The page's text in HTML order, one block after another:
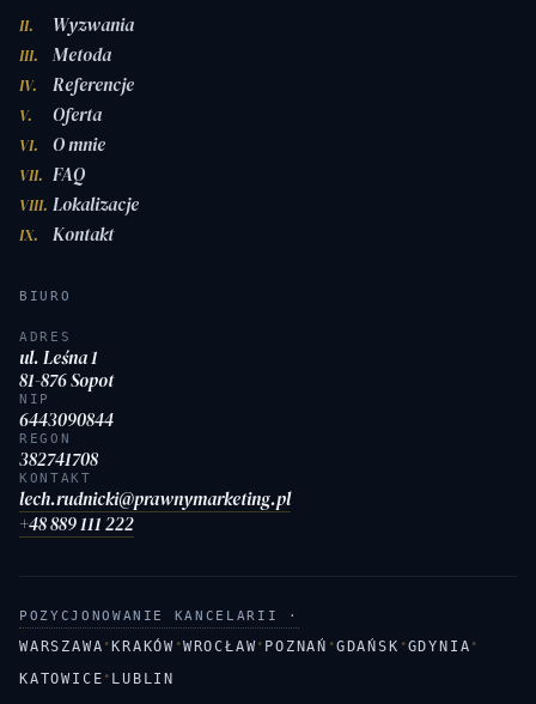
II. Wyzwania
III. Metoda
IV. Referencje
V. Oferta
VI. O mnie
VII. FAQ
VIII. Lokalizacje
IX. Kontakt
BIURO
ADRES
ul. Leśna 1
81-876 Sopot
NIP
6443090844
REGON
382741708
KONTAKT
lech.rudnicki@prawnymarketing.pl
+48 889 111 222
POZYCJONOWANIE KANCELARII ·
WARSZAWA ·KRAKÓW ·WROCŁAW· POZNAŃ ·GDAŃSK ·GDYNIA ·
KATOWICE · LUBLIN